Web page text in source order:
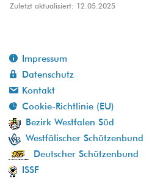
Zuletzt aktualisiert: 12.05.2025
Impressum
Datenschutz
Kontakt
Cookie-Richtlinie (EU)
Bezirk Westfalen Süd
Westfälischer Schützenbund
Deutscher Schützenbund
ISSF